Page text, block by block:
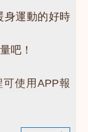
身運動的好時
吧！
使用APP報